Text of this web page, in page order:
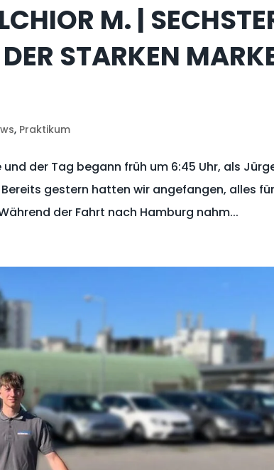
M. |
STARKEN
, Praktikum
der Tag begann früh um 6:45 Uhr, als
gestern hatten wir angefangen, alles
der Fahrt nach Hamburg nahm...